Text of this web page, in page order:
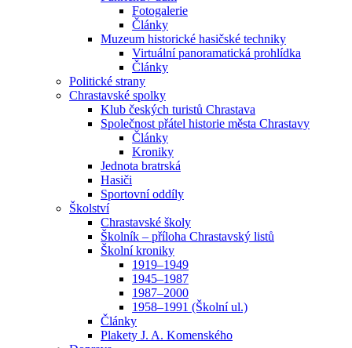
Fotogalerie
Články
Muzeum historické hasičské techniky
Virtuální panoramatická prohlídka
Články
Politické strany
Chrastavské spolky
Klub českých turistů Chrastava
Společnost přátel historie města Chrastavy
Články
Kroniky
Jednota bratrská
Hasiči
Sportovní oddíly
Školství
Chrastavské školy
Školník – příloha Chrastavský listů
Školní kroniky
1919–1949
1945–1987
1987–2000
1958–1991 (Školní ul.)
Články
Plakety J. A. Komenského